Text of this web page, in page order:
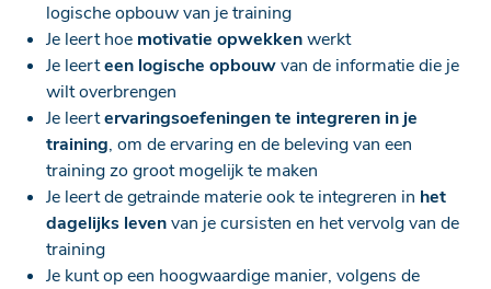
logische opbouw van je training
Je leert hoe motivatie opwekkenwerkt
Je leerteen logische opbouwvan de informatie die je
wilt overbrengen
Je leertervaringsoefeningen te integreren in je
training, om de ervaring en de beleving van een
training zo groot mogelijk te maken
Je leert de getrainde materie ook te integreren in het
dagelijks levenvan je cursisten en het vervolg van de
training
Je kunt op een hoogwaardige manier, volgens de